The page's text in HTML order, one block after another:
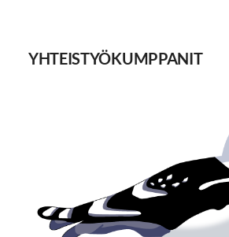
YHTEISTYÖKUMPPANIT